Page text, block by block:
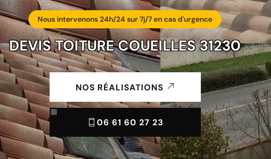
Nous intervenons 24h/24 sur 7j/7 en cas d'urgence
DEVIS TOITURE COUEILLES 31230
NOS RÉALISATIONS
06 61 60 27 23